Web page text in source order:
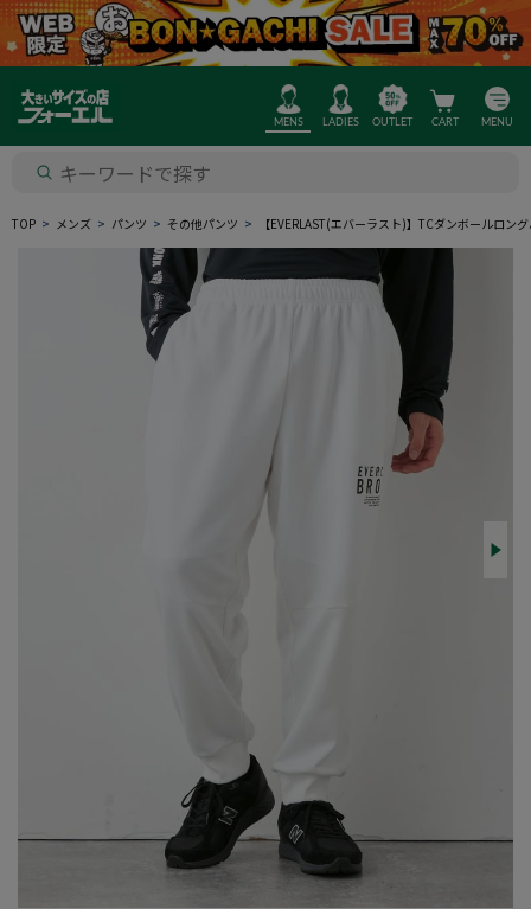
MENS LADIES OUTLET CART MENU
TOP メンズ パンツ その他パンツ 【EVERLAST(エバーラスト)】TCダンボールロン